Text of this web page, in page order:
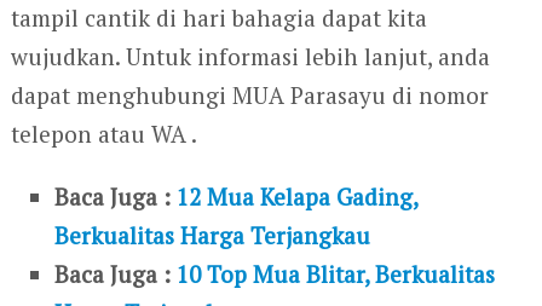
tampil cantik di hari bahagia dapat kita
wujudkan. Untuk informasi lebih lanjut, anda
dapat menghubungi MUA Parasayu di nomor
telepon atau WA .
Baca Juga : 12 Mua Kelapa Gading,
Berkualitas Harga Terjangkau
Baca Juga : 10 Top Mua Blitar, Berkualitas